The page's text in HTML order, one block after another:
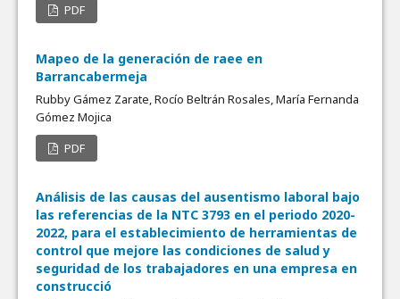
PDF
Mapeo de la generación de raee en
Barrancabermeja
Rubby Gámez Zarate, Rocío Beltrán Rosales, María Fernanda
Gómez Mojica
PDF
Análisis de las causas del ausentismo laboral bajo
las referencias de la NTC 3793 en el periodo 2020-
2022, para el establecimiento de herramientas de
control que mejore las condiciones de salud y
seguridad de los trabajadores en una empresa en
construcció